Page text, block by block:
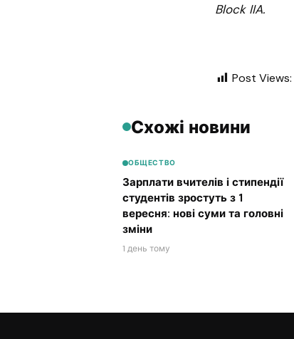
Block IIA.
Post Views:
Схожі новини
ОБЩЕСТВО
Зарплати вчителів і стипендії
студентів зростуть з 1
вересня: нові суми та головні
зміни
1 день тому